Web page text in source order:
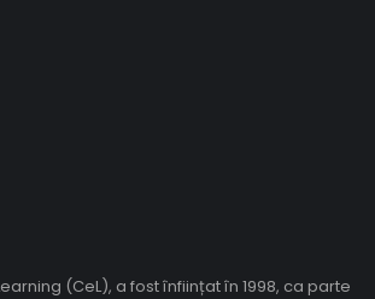
(CeL), a fost înființat în 1998, ca parte